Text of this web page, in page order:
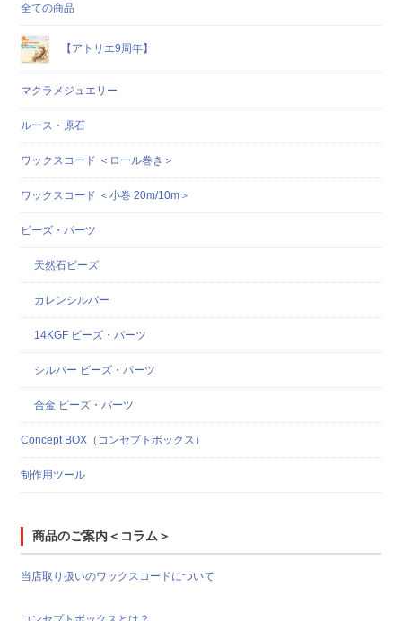
全ての商品
【アトリエ9周年】
マクラメジュエリー
ルース・原石
ワックスコード ＜ロール巻き＞
ワックスコード ＜小巻 20m/10m＞
ビーズ・パーツ
天然石ビーズ
カレンシルバー
14KGF ビーズ・パーツ
シルバー ビーズ・パーツ
合金 ビーズ・パーツ
Concept BOX（コンセプトボックス）
制作用ツール
商品のご案内＜コラム＞
当店取り扱いのワックスコードについて